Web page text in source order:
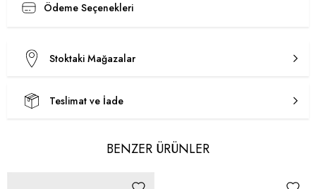
Ödeme Seçenekleri
Stoktaki Mağazalar
Teslimat ve İade
BENZER ÜRÜNLER